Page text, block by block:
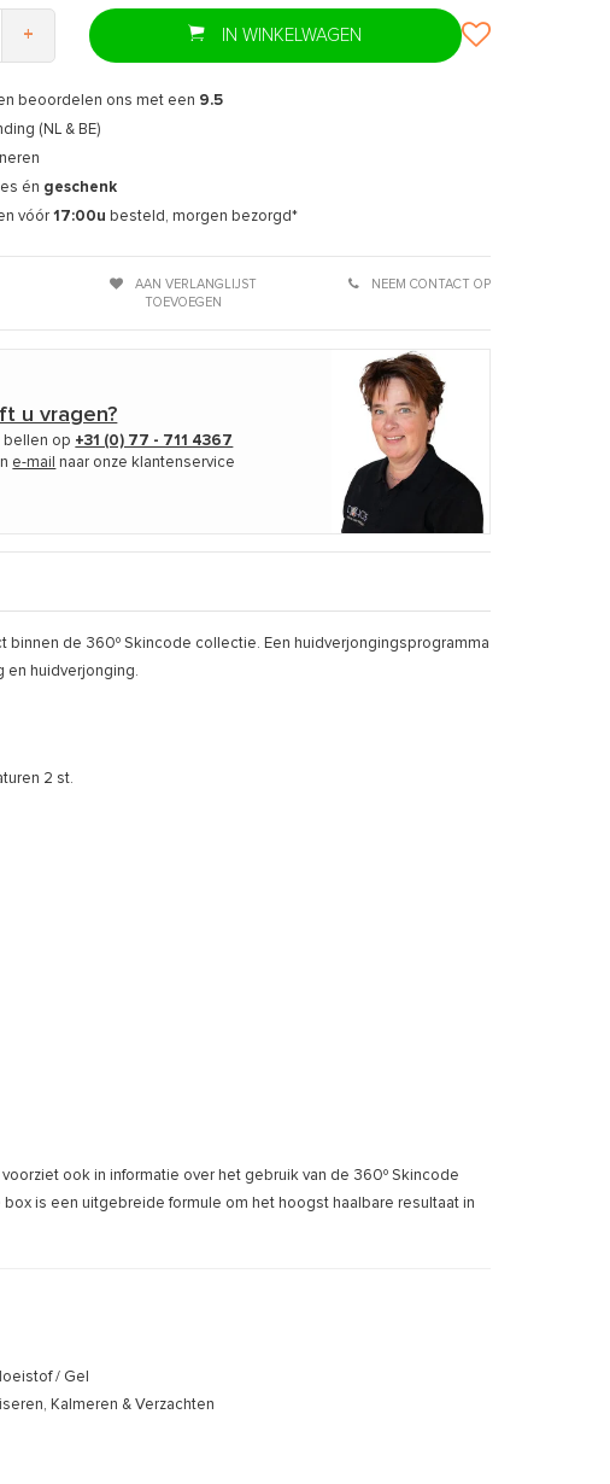
Afbeelding vergroten
+ IN WINKELWAGEN
beoordelen ons met een 9.5
(NL & BE)
én geschenk
vóór17:00u besteld, morgen bezorgd*
AAN VERLANGLIJST
TOEVOEGEN
NEEM CONTACT OP
u vragen?
bellen op +31 (0) 77 - 711 4367
e-mail naar onze klantenservice
de 360º Skincode collectie. Een huidverjongingsprogramma
en huidverjonging.
2 st.
ook in informatie over het gebruik van de 360º Skincode
is een uitgebreide formule om het hoogst haalbare resultaat in
/ Gel
Kalmeren & Verzachten